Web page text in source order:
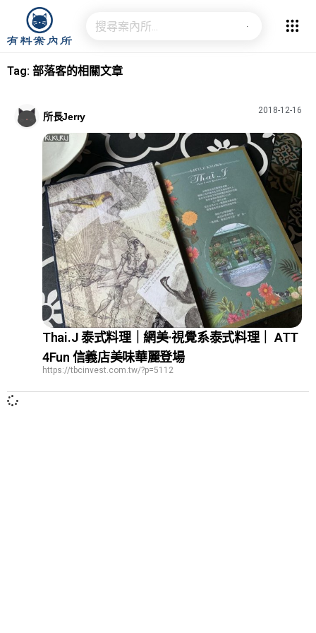
Tag: 部落客的相關文章
所長Jerry
2018-12-16
Thai.J 泰式料理｜網美·視覺系泰式料理｜ ATT
4Fun 信義店美味華麗登場
https://tbcinvest.com.tw/?p=5112